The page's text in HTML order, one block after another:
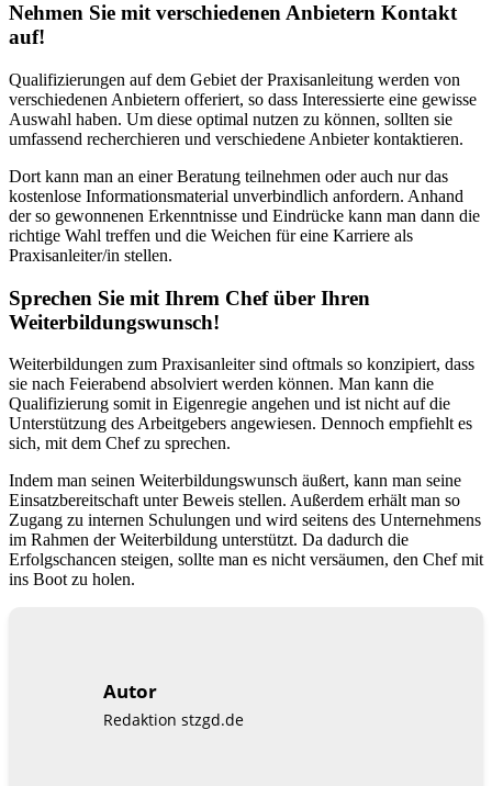
Nehmen Sie mit verschiedenen Anbietern Kontakt
auf!
Qualifizierungen auf dem Gebiet der Praxisanleitung werden von
verschiedenen Anbietern offeriert, so dass Interessierte eine gewisse
Auswahl haben. Um diese optimal nutzen zu können, sollten sie
umfassend recherchieren und verschiedene Anbieter kontaktieren.
Dort kann man an einer Beratung teilnehmen oder auch nur das
kostenlose Informationsmaterial unverbindlich anfordern. Anhand
der so gewonnenen Erkenntnisse und Eindrücke kann man dann die
richtige Wahl treffen und die Weichen für eine Karriere als
Praxisanleiter/in stellen.
Sprechen Sie mit Ihrem Chef über Ihren
Weiterbildungswunsch!
Weiterbildungen zum Praxisanleiter sind oftmals so konzipiert, dass
sie nach Feierabend absolviert werden können. Man kann die
Qualifizierung somit in Eigenregie angehen und ist nicht auf die
Unterstützung des Arbeitgebers angewiesen. Dennoch empfiehlt es
sich, mit dem Chef zu sprechen.
Indem man seinen Weiterbildungswunsch äußert, kann man seine
Einsatzbereitschaft unter Beweis stellen. Außerdem erhält man so
Zugang zu internen Schulungen und wird seitens des Unternehmens
im Rahmen der Weiterbildung unterstützt. Da dadurch die
Erfolgschancen steigen, sollte man es nicht versäumen, den Chef mit
ins Boot zu holen.
Autor
Redaktion stzgd.de